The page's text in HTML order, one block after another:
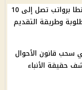
وظائف وزارة العمل في طنطا برواتب تصل إلى 10
وطريقة التقديم
سحب قانون الأحوال
حقيقة الأنباء